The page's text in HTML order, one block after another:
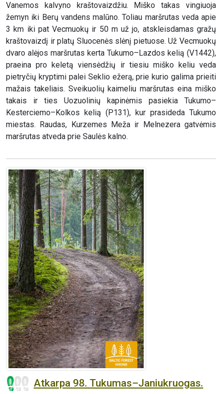
Vanemos kalvyno kraštovaizdžiu. Miško takas vingiuoja
žemyn iki Berų vandens malūno. Toliau maršrutas veda apie
3 km iki pat Vecmuokų ir 50 m už jo, atskleisdamas gražų
kraštovaizdį ir platų Sluocenės slėnį pietuose. Už Vecmuokų
dvaro alėjos maršrutas kerta Tukumo–Lazdos kelią (V1442),
praeina pro keletą viensėdžių ir tiesiu miško keliu veda
pietryčių kryptimi palei Seklio ežerą, prie kurio galima prieiti
mažais takeliais. Sveikuolių kaimeliu maršrutas eina miško
takais ir ties Uozuolinių kapinėmis pasiekia Tukumo–
Kesterciemo–Kolkos kelią (P131), kur prasideda Tukumo
miestas. Raudas, Kurzemes Meža ir Melnezera gatvėmis
maršrutas atveda prie Saulės kalno.
Atkarpa 98. Tukumas–Janiukruogas.